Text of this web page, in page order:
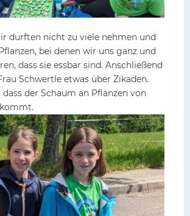
durften nicht zu viele nehmen und
bei denen wir uns ganz und
dass sie essbar sind. Anschließend
Schwertle etwas über Zikaden.
der Schaum an Pflanzen von